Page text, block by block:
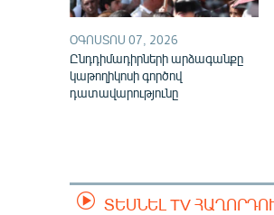
ՕԳՈՍՏՈՍ 07, 2026
Ընդդիմադիրների արձագանքը
կաթողիկոսի գործով
դատավարությունը
ՏԵՍՆԵԼ TV